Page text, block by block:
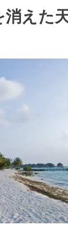
消えた